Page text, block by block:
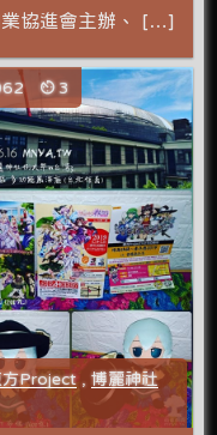
業協進會主辦、 […]
3
方Project ,博麗神社